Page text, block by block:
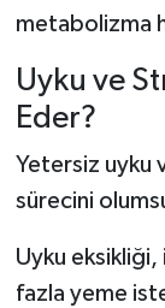
metabolizma
Uyku ve
Eder?
Yetersiz uyku
sürecini
Uyku eksikliği,
fazla yeme